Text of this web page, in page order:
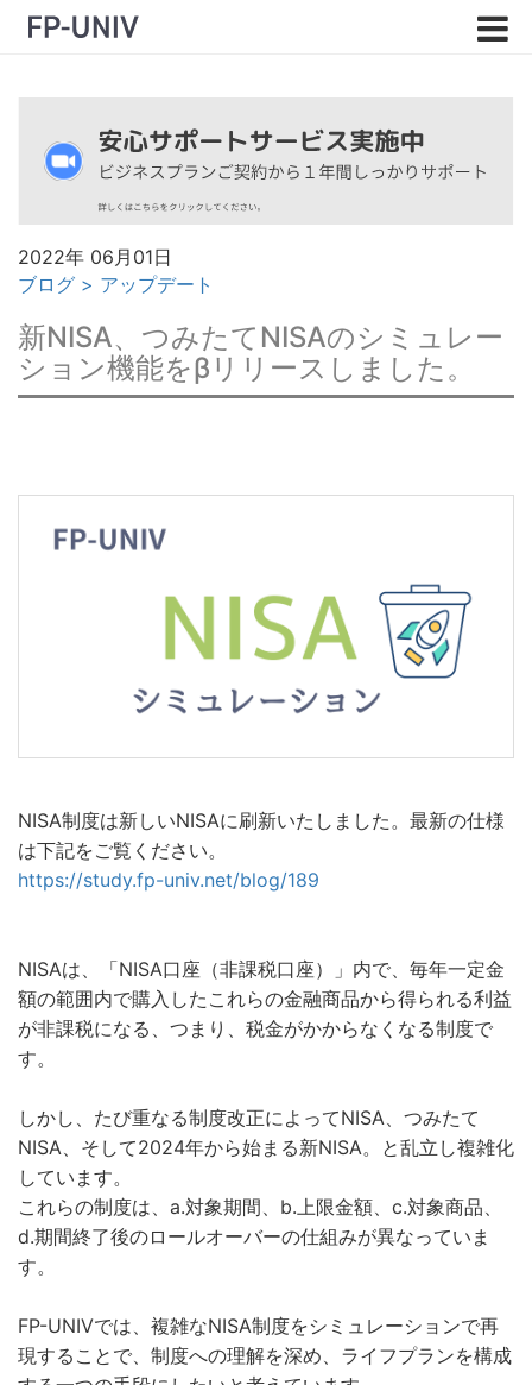
2022年 06月01日
ブログ > アップデート
新NISA、つみたてNISAのシミュレー
ション機能をβリリースしました。
NISA制度は新しいNISAに刷新いたしました。最新の仕様
は下記をご覧ください。
https://study.fp-univ.net/blog/189
NISAは、「NISA口座（非課税口座）」内で、毎年一定金
額の範囲内で購入したこれらの金融商品から得られる利益
が非課税になる、つまり、税金がかからなくなる制度で
す。
しかし、たび重なる制度改正によってNISA、つみたて
NISA、そして2024年から始まる新NISA。と乱立し複雑化
しています。
これらの制度は、a.対象期間、b.上限金額、c.対象商品、
d.期間終了後のロールオーバーの仕組みが異なっていま
す。
FP-UNIVでは、複雑なNISA制度をシミュレーションで再
現することで、制度への理解を深め、ライフプランを構成